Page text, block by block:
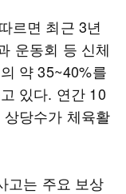
르면 최근 3년
운동회 등 신체
약 35~40%를
있다. 연간 10
당수가 체육활
고는 주요 보상